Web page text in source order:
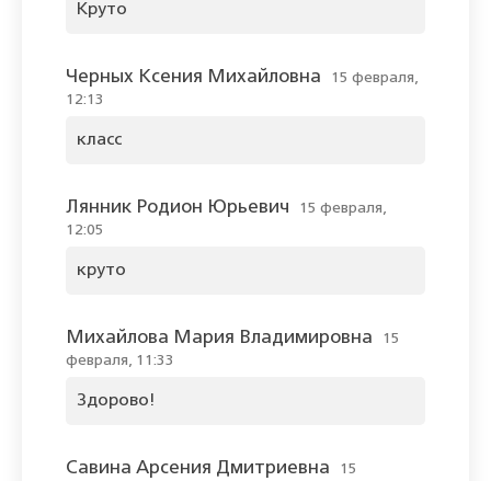
Круто
Черных Ксения Михайловна
15 февраля,
12:13
класс
Лянник Родион Юрьевич
15 февраля,
12:05
круто
Михайлова Мария Владимировна
15
февраля, 11:33
Здорово!
Савина Арсения Дмитриевна
15